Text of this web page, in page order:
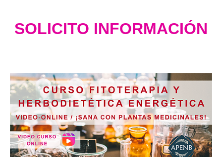
SOLICITO INFORMACIÓN